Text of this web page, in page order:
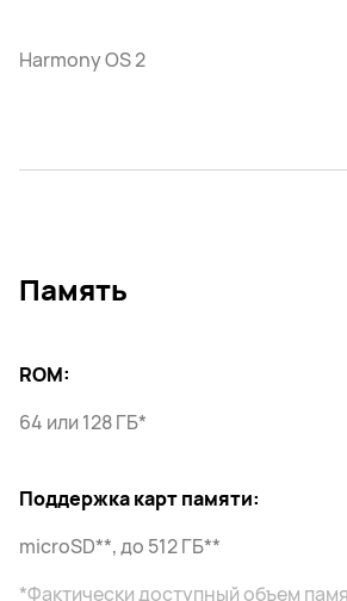
Harmony OS 2
Память
ROM:
64 или 128 ГБ*
Поддержка карт памяти:
microSD**, до 512 ГБ**
*Фактически доступный объем